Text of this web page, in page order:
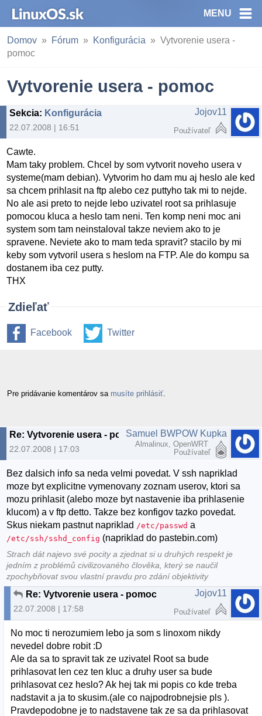
MENU
Domov Fórum Konfigurácia
Vytvorenie usera -
pomoc
Vytvorenie usera - pomoc
Sekcia: Konfigurácia
22.07.2008 | 16:51
Jojov11
Používateľ
Cawte.
Mam taky problem. Chcel by som vytvorit noveho usera v
systeme(mam debian). Vytvorim ho dam mu aj heslo ale ked
sa chcem prihlasit na ftp alebo cez puttyho tak mi to nejde.
No ale asi preto to nejde lebo uzivatel root sa prihlasuje
pomocou kluca a heslo tam neni. Ten komp neni moc ani
system som tam neinstaloval takze neviem ako to je
spravene. Neviete ako to mam teda spravit? stacilo by mi
keby som vytvoril usera s heslom na FTP. Ale do kompu sa
dostanem iba cez putty.
THX
Zdieľať
Facebook Twitter
Pre pridávanie komentárov sa musíte prihlásiť
Re: Vytvorenie usera - pomoc
22.07.2008 | 17:03
Samuel BWPOW Kupka
Almalinux, OpenWRT
Používateľ
Bez dalsich info sa neda velmi povedat. V ssh napriklad
moze byt explicitne vymenovany zoznam userov, ktori sa
mozu prihlasit (alebo moze byt nastavenie iba prihlasenie
klucom) a v ftp detto. Takze bez konfigov tazko povedat.
Skus niekam pastnut napriklad /etc/passwd a
/etc/ssh/sshd_config (napriklad do pastebin.com)
Strach dát najevo své pocity a zjednat si u druhých respekt je
jedním z problémů civilizovaného člověka, který se naučil
zpochybňovat svou vlastní pravdu pro zdání objektivity
Re: Vytvorenie usera - pomoc
22.07.2008 | 17:58
Jojov11
Používateľ
No moc ti nerozumiem lebo ja som s linoxom nikdy
nevedel dobre robit :D
Ale da sa to spravit tak ze uzivatel Root sa bude
prihlasovat len cez ten kluc a druhy user sa bude
prihlasovat cez heslo? Ak hej tak mi popis co kde treba
nadstavit a ja to skusim.(ale co najpodrobnejsie pls ).
Pravdepodobne je to nadstavene tak ze sa da prihlasovat